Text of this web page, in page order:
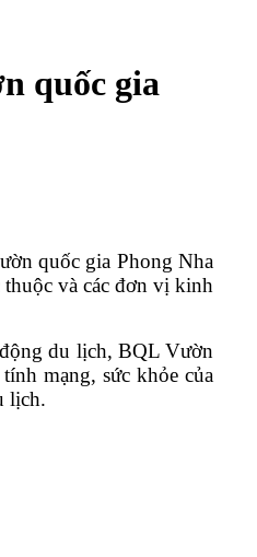
quốc gia
quốc gia Phong Nha
và các đơn vị kinh
du lịch, BQL Vườn
mạng, sức khỏe của
lịch.